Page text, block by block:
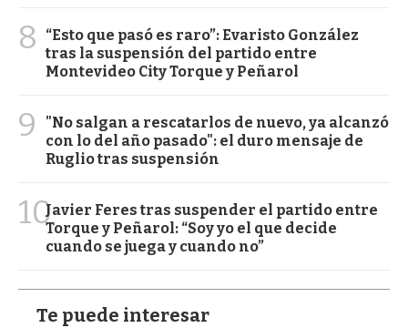
8
“Esto que pasó es raro”: Evaristo González
tras la suspensión del partido entre
Montevideo City Torque y Peñarol
9
"No salgan a rescatarlos de nuevo, ya alcanzó
con lo del año pasado": el duro mensaje de
Ruglio tras suspensión
10Javier Feres tras suspender el partido entre
Torque y Peñarol: “Soy yo el que decide
cuando se juega y cuando no”
Te puede interesar